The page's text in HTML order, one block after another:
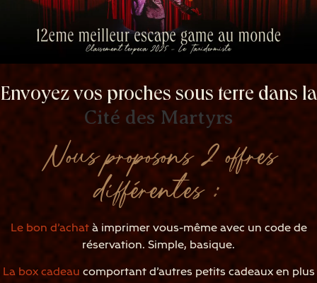
Envoyez vos proches sous terre dans la
Cité des Martyrs
Nous proposons 2 offres
différentes :
Le bon d’achatà imprimer vous-même avec un code de
réservation. Simple, basique.
La box cadeau comportant d’autres petits cadeaux en plus